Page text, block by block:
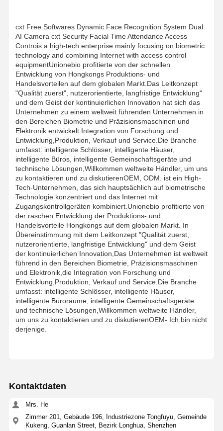
Zu Hause Produkte Über Uns
Werksbesicht
Igung
Qualitätskont
Angebot
cxt Free Softwares Dynamic Face Recognition System Dual
AI Camera cxt Security Facial Time Attendance Access
Controis a high-tech enterprise mainly focusing on biometric
technology and combining Internet with access control
equipmentUnionebio profitierte von der schnellen
Entwicklung von Hongkongs Produktions- und
Handelsvorteilen auf dem globalen Markt.Das Leitkonzept
"Qualität zuerst", nutzerorientierte, langfristige Entwicklung"
und dem Geist der kontinuierlichen Innovation hat sich das
Unternehmen zu einem weltweit führenden Unternehmen in
den Bereichen Biometrie und Präzisionsmaschinen und
Elektronik entwickelt.Integration von Forschung und
Entwicklung,Produktion, Verkauf und Service.Die Branche
umfasst: intelligente Schlösser, intelligente Häuser,
intelligente Büros, intelligente Gemeinschaftsgeräte und
technische Lösungen,Willkommen weltweite Händler, um uns
zu kontaktieren und zu diskutierenOEM, ODM. ist ein High-
Tech-Unternehmen, das sich hauptsächlich auf biometrische
Technologie konzentriert und das Internet mit
Zugangskontrollgeräten kombiniert.Unionebio profitierte von
der raschen Entwicklung der Produktions- und
Handelsvorteile Hongkongs auf dem globalen Markt. In
Übereinstimmung mit dem Leitkonzept "Qualität zuerst,
nutzerorientierte, langfristige Entwicklung" und dem Geist
der kontinuierlichen Innovation,Das Unternehmen ist weltweit
führend in den Bereichen Biometrie, Präzisionsmaschinen
und Elektronik,die Integration von Forschung und
Entwicklung,Produktion, Verkauf und Service.Die Branche
umfasst: intelligente Schlösser, intelligente Häuser,
intelligente Büroräume, intelligente Gemeinschaftsgeräte
und technische Lösungen,Willkommen weltweite Händler,
um uns zu kontaktieren und zu diskutierenOEM- Ich bin nicht
derjenige.
Kontaktdaten
Mrs. He
Zimmer 201, Gebäude 196, Industriezone Tongfuyu, Gemeinde
Kukeng, Guanlan Street, Bezirk Longhua, Shenzhen